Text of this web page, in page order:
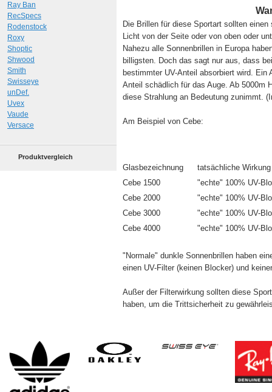
Die Brillen für diese Sportart sollten
Licht von der Seite oder von oben oder
Nahezu alle Sonnenbrillen in Europa
billigsten. Doch das sagt nur aus, dass
bestimmter UV-Anteil absorbiert wird.
Anteil schädlich für das Auge. Ab 5000m
diese Strahlung an Bedeutung zunimmt.
Am Beispiel von Cebe:
Glasbezeichnung
tatsächliche Wirkung
Cebe 1500
"echte" 100% UV-
Cebe 2000
"echte" 100% UV-
Cebe 3000
"echte" 100% UV-
Cebe 4000
"echte" 100% UV-
"Normale" dunkle Sonnenbrillen haben
einen UV-Filter (keinen Blocker) und
Außer der Filterwirkung sollten diese
haben, um die Trittsicherheit zu
Ray Ban
RecSpecs
Rodenstock
Roxy
Shoptic
Shwood
Smith
Swisseye
unDef.
Uvex
Vaude
Versace
Produktvergleich